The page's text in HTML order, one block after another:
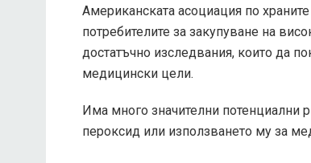
Американската асоциация по
потребителите за закупуване на
достатъчно изследвания, които да
медицински цели.
Има много значителни потенциални
пероксид или използването му за